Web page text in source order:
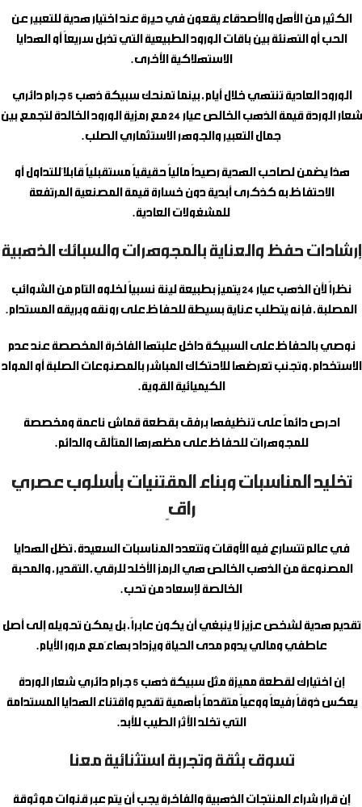
الكثير من الأهل والأصدقاء يقعون في حيرة عند اختيار هدية للتعبير عن
الحب أو التهنئة بين باقات الورود الطبيعية التي تذبل سريعاً أو الهدايا
الاستهلاكية الأخرى.
الورود العادية تنتهي خلال أيام، بينما تمنحك
سبيكة ذهب 5 جرام دائري
شعار الوردة
قيمة الذهب الخالص عيار 24 مع رمزية الورود الخالدة لتجمع بين
جمال التعبير والجوهر الاستثماري الصلب.
هذا يضمن لصاحب الهدية رصيداً مالياً حقيقياً مستقبلياً قابلاً للتداول أو
الاحتفاظ به كذكرى أبدية دون خسارة قيمة المصنعية المرتفعة
للمشغولات العادية.
إرشادات حفظ والعناية بالمجوهرات والسبائك الذهبية
نظراً لأن الذهب عيار 24 يتميز بطبيعة لينة نسبياً لخلوه التام من الشوائب
المصلبة، فإنه يتطلب عناية بسيطة للحفاظ على رونقه وبريقه المستدام.
نوصي بالحفاظ على السبيكة داخل علبتها الفاخرة المخصصة عند عدم
الاستخدام، وتجنب تعرضها للاحتكاك المباشر بالمصنوعات الصلبة أو المواد
الكيميائية القوية.
احرص دائماً على تنظيفها برفق بقطعة قماش ناعمة ومخصصة
للمجوهرات للحفاظ على مظهرها المتألق والدائم.
تخليد المناسبات وبناء المقتنيات بأسلوب عصري
راقٍ
في عالم تتسارع فيه الأوقات وتتعدد المناسبات السعيدة، تظل الهدايا
المصنوعة من الذهب الخالص هي الرمز الأخلد للرقي، التقدير، والمحبة
الخالصة لإسعاد من تحب.
تقديم هدية لشخص عزيز لا ينبغي أن يكون عابراً، بل يمكن تحويله إلى أصل
عاطفي ومالي يدوم مدى الحياة ويزداد بهاءً مع مرور الأيام.
إن اختيارك لقطعة مميزة مثل سبيكة ذهب 5 جرام دائري شعار الوردة
يعكس ذوقاً رفيعاً ووعياً متقدماً بأهمية تقديم واقتناء الهدايا المستدامة
التي تخلد الأثر الطيب للأبد.
تسوق بثقة وتجربة استثنائية معنا
إن قرار شراء المنتجات الذهبية والفاخرة يجب أن يتم عبر قنوات موثوقة